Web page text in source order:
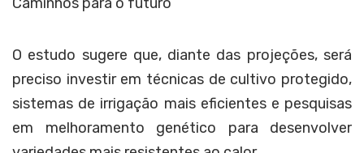
Caminhos para o futuro
O estudo sugere que, diante das projeções, será
preciso investir em técnicas de cultivo protegido,
sistemas de irrigação mais eficientes e pesquisas
em melhoramento genético para desenvolver